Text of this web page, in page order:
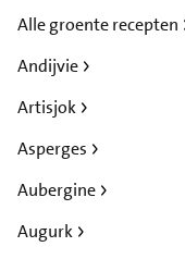
Alle groente recepten
Andijvie
Artisjok
Asperges
Aubergine
Augurk